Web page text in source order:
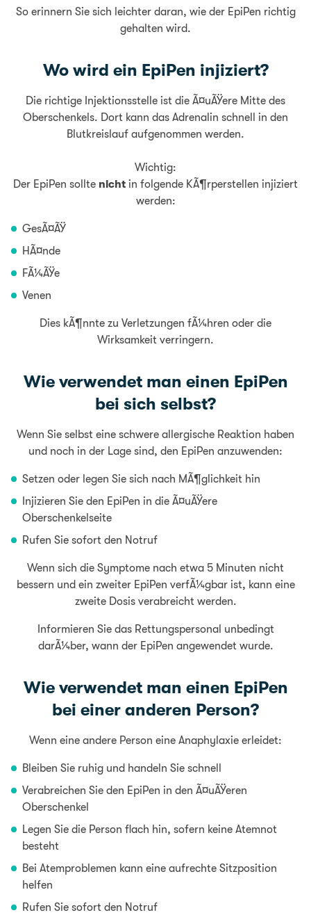
So erinnern Sie sich leichter daran, wie der EpiPen richtig
gehalten wird.
Wo wird ein EpiPen injiziert?
Die richtige Injektionsstelle ist die Ã¤uÃŸere Mitte des
Oberschenkels. Dort kann das Adrenalin schnell in den
Blutkreislauf aufgenommen werden.
Wichtig:
Der EpiPen sollte nicht in folgende KÃ¶rperstellen injiziert
werden:
GesÃ¤ÃŸ
HÃ¤nde
FÃ¼ÃŸe
Venen
Dies kÃ¶nnte zu Verletzungen fÃ¼hren oder die
Wirksamkeit verringern.
Wie verwendet man einen EpiPen
bei sich selbst?
Wenn Sie selbst eine schwere allergische Reaktion haben
und noch in der Lage sind, den EpiPen anzuwenden:
Setzen oder legen Sie sich nach MÃ¶glichkeit hin
Injizieren Sie den EpiPen in die Ã¤uÃŸere
Oberschenkelseite
Rufen Sie sofort den Notruf
Wenn sich die Symptome nach etwa 5 Minuten nicht
bessern und ein zweiter EpiPen verfÃ¼gbar ist, kann eine
zweite Dosis verabreicht werden.
Informieren Sie das Rettungspersonal unbedingt
darÃ¼ber, wann der EpiPen angewendet wurde.
Wie verwendet man einen EpiPen
bei einer anderen Person?
Wenn eine andere Person eine Anaphylaxie erleidet:
Bleiben Sie ruhig und handeln Sie schnell
Verabreichen Sie den EpiPen in den Ã¤uÃŸeren
Oberschenkel
Legen Sie die Person flach hin, sofern keine Atemnot
besteht
Bei Atemproblemen kann eine aufrechte Sitzposition
helfen
Rufen Sie sofort den Notruf